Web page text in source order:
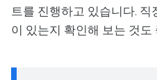
트를 진행하고 있습니다.
이 있는지 확인해 보는 것도